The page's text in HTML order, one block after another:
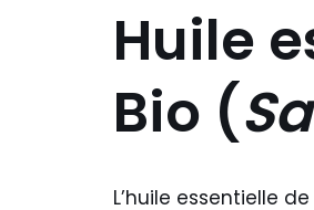
Huile
Bio (
L’huile essentielle de